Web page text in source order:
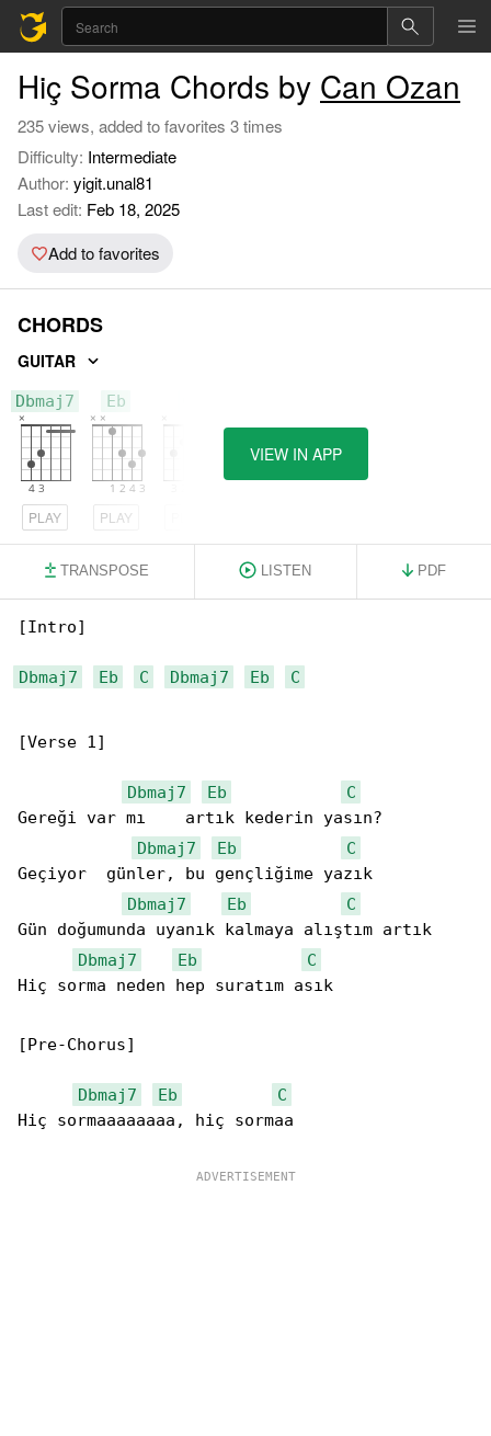
Hiç Sorma Chords by Can Ozan
235 views, added to favorites 3 times
Difficulty: Intermediate
Author: yigit.unal81
Last edit: Feb 18, 2025
Add to favorites
CHORDS
GUITAR
Dbmaj7
PLAY
Eb
PLAY
VIEW IN APP
TRANSPOSE LISTEN PDF
[Intro]
Dbmaj7 Eb C Dbmaj7 Eb C
[Verse 1]
Dbmaj7 Eb
C
Gereği var mı    artık kederin yasın?
Dbmaj7
Eb
C
Geçiyor  günler, bu gençliğime yazık
Dbmaj7
Eb
C
Gün doğumunda uyanık kalmaya alıştım artık
Dbmaj7
Eb
C
Hiç sorma neden hep suratım asık
[Pre-Chorus]
Dbmaj7 Eb
C
Hiç sormaaaaaaaa, hiç sormaa